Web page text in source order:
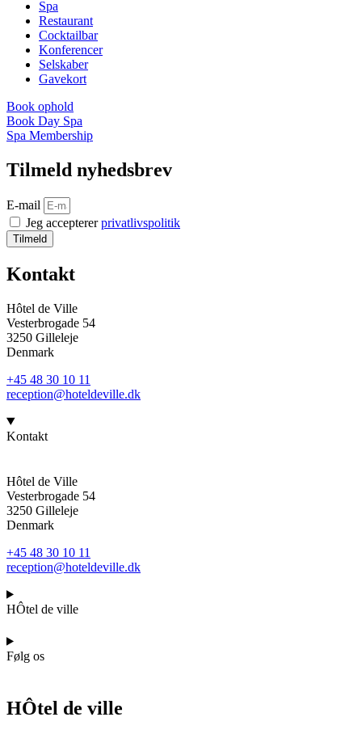
Spa
Restaurant
Cocktailbar
Konferencer
Selskaber
Gavekort
Book ophold
Book Day Spa
Spa Membership
Tilmeld nyhedsbrev
E-mail
Jeg acceptererprivatlivspolitik
Tilmeld
Kontakt
Hôtel de Ville
Vesterbrogade 54
3250 Gilleleje
Denmark
+45 48 30 10 11
reception@hoteldeville.dk
Kontakt
Hôtel de Ville
Vesterbrogade 54
3250 Gilleleje
Denmark
+45 48 30 10 11
reception@hoteldeville.dk
HÔtel de ville
Følg os
HÔtel de ville